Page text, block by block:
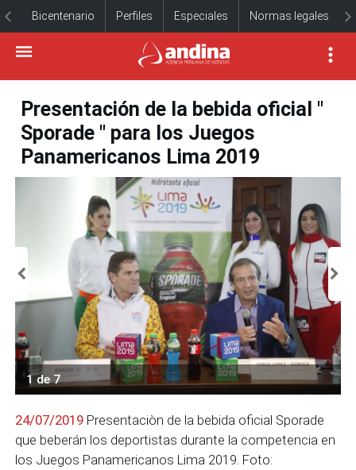
Bicentenario Perfiles Especiales Normas legales
Presentación de la bebida oficial "
Sporade " para los Juegos
Panamericanos Lima 2019
1 de 7
24/07/2019 Presentaciòn de la bebida oficial Sporade
que beberán los deportistas durante la competencia en
los Juegos Panamericanos Lima 2019. Foto: